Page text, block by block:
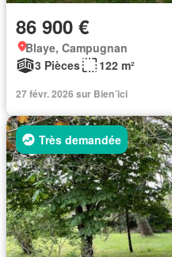
86 900 €
Blaye, Campugnan
3 Pièces
122 m²
27 févr. 2026 sur Bien´ici
Très demandée